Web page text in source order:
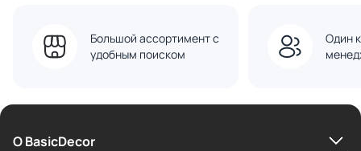
Большой ассортимент с
удобным поиском
Один
О BasicDecor